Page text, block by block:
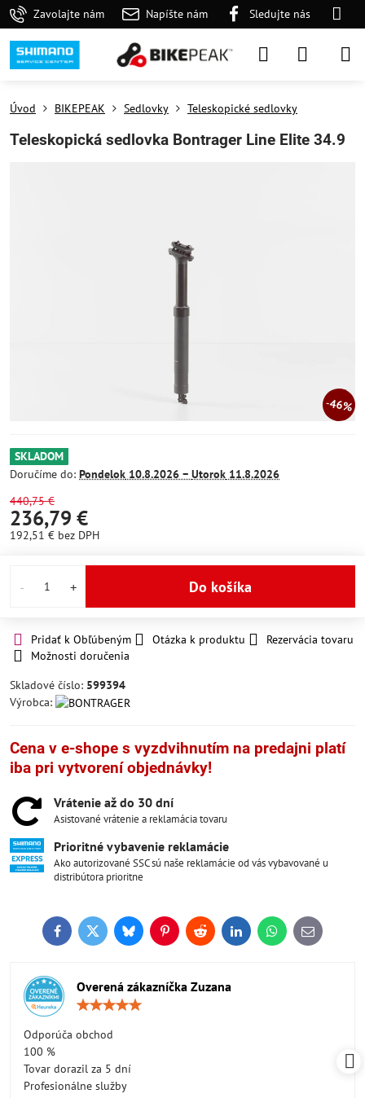
Zavolajte nám Napíšte nám Sledujte nás
46%
Úvod BIKEPEAK Sedlovky Teleskopické sedlovky
Teleskopická sedlovka Bontrager Line Elite 34.9
SKLADOM
Doručíme do: Pondelok 10.8.2026 − Utorok 11.8.2026
440,75 €
236,79 €
192,51 € bez DPH
Do košíka
Pridať k Obľúbeným Otázka k produktu
Rezervácia tovaru
Možnosti doručenia
Skladové číslo: 599394
Výrobca:
Cena v e-shope s vyzdvihnutím na predajni platí
iba pri vytvorení objednávky!
Vrátenie až do 30 dní
Asistované vrátenie a reklamácia tovaru
Prioritné vybavenie reklamácie
Ako autorizované SSC sú naše reklamácie od vás vybavované u
distribútora prioritne
FacebookTwitterBlueskyPinterestReddit LinkedInWhatsApp
E-
mail
Overená zákazníčka Zuzana
Odporúča obchod
100 %
Tovar dorazil za 5 dní
Profesionálne služby